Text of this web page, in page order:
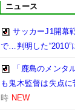
ニュース
サッカーJ1開幕
で…判明した“2010”
「鹿島のメン
も鬼木監督は失点
時 NEW